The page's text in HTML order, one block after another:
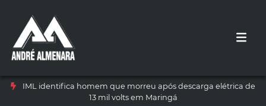
IML identifica homem que morreu após descarga elétrica de
13 mil volts em Maringá